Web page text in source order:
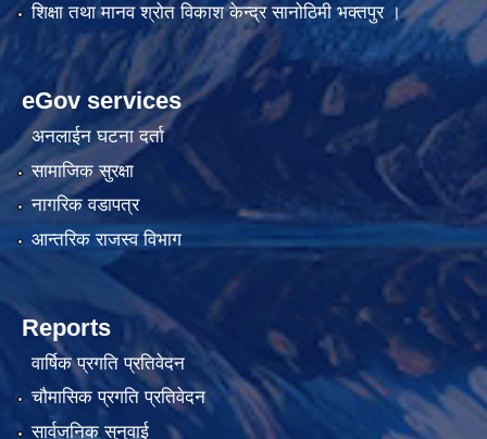
शिक्षा तथा मानव श्रोत विकाश केन्द्र सानोठिमी भक्तपुर ।
eGov services
अनलाईन घटना दर्ता
सामाजिक सुरक्षा
नागरिक वडापत्र
आन्तरिक राजस्व विभाग
Reports
वार्षिक प्रगति प्रतिवेदन
चौमासिक प्रगति प्रतिवेदन
सार्वजनिक सुनुवाई